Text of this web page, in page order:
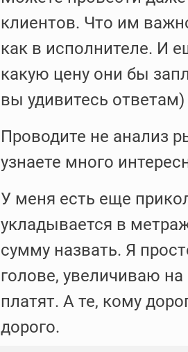
клиентов. Что им
как в исполнителе. И
какую цену они бы
вы удивитесь ответам)
Проводите не анализ
узнаете много
У меня есть еще
укладывается в
сумму назвать. Я
голове, увеличиваю
платят. А те, кому
дорого.